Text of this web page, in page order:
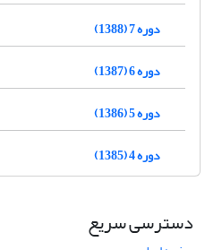
دوره 7 (1388)
دوره 6 (1387)
دوره 5 (1386)
دوره 4 (1385)
دسترسی سریع